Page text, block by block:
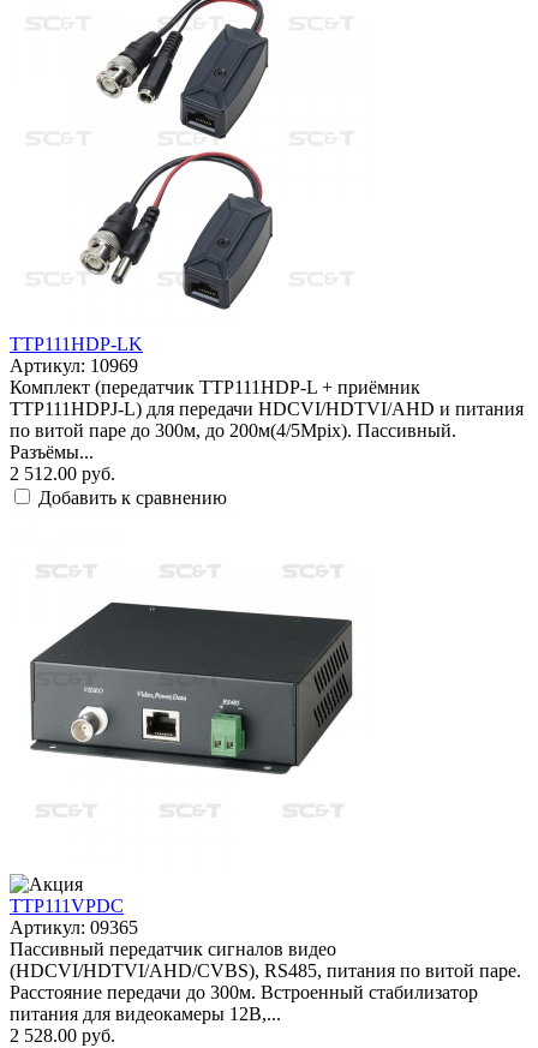
TTP111HDP-LK
Артикул: 10969
Комплект (передатчик TTP111HDP-L + приёмник
TTP111HDPJ-L) для передачи HDCVI/HDTVI/AHD и питания
по витой паре до 300м, до 200м(4/5Mpix). Пассивный.
Разъёмы...
2 512.00 руб.
Добавить к сравнению
TTP111VPDC
Артикул: 09365
Пассивный передатчик сигналов видео
(HDCVI/HDTVI/AHD/CVBS), RS485, питания по витой паре.
Расстояние передачи до 300м. Встроенный стабилизатор
питания для видеокамеры 12В,...
2 528.00 руб.